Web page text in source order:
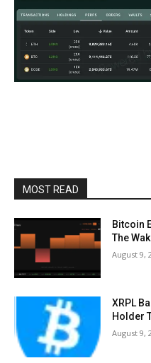
MOST READ
Bitcoin
The
August 9,
XRPL
Holder
August 9,